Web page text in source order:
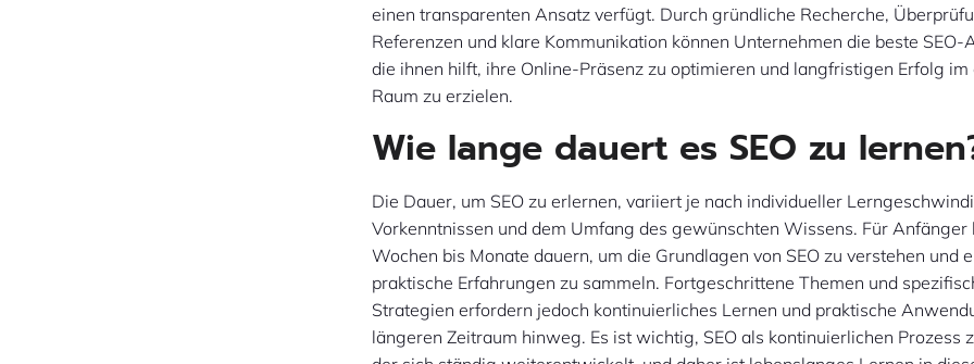
einen transparenten Ansatz verfügt. Durch gründliche Recherche,
Referenzen und klare Kommunikation können Unternehmen die beste SEO-
die ihnen hilft, ihre Online-Präsenz zu optimieren und langfristigen Erfolg
Raum zu erzielen.
Wie lange dauert es SEO zu
Die Dauer, um SEO zu erlernen, variiert je nach individueller
Vorkenntnissen und dem Umfang des gewünschten Wissens. Für Anfänger
Wochen bis Monate dauern, um die Grundlagen von SEO zu verstehen und
praktische Erfahrungen zu sammeln. Fortgeschrittene Themen und
Strategien erfordern jedoch kontinuierliches Lernen und praktische
längeren Zeitraum hinweg. Es ist wichtig, SEO als kontinuierlichen Prozess